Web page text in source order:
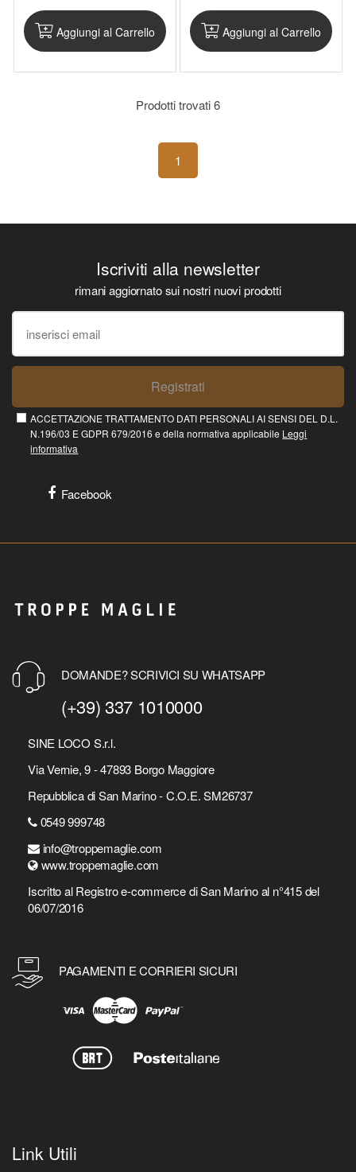
Aggiungi al Carrello Aggiungi al Carrello
Prodotti trovati6
1
Iscriviti alla newsletter
rimani aggiornato sui nostri nuovi prodotti
Registrati
ACCETTAZIONE TRATTAMENTO DATI PERSONALI AI SENSI DEL D.L.
N.196/03 E GDPR 679/2016 e della normativa applicabile Leggi
informativa
Facebook
DOMANDE? SCRIVICI SU WHATSAPP
(+39) 337 1010000
SINE LOCO S.r.l.
Via Vernie, 9 - 47893 Borgo Maggiore
Repubblica di San Marino - C.O.E. SM26737
0549 999748
info@troppemaglie.com
www.troppemaglie.com
Iscritto al Registro e-commerce di San Marino al n°415 del
06/07/2016
PAGAMENTI E CORRIERI SICURI
Link Utili